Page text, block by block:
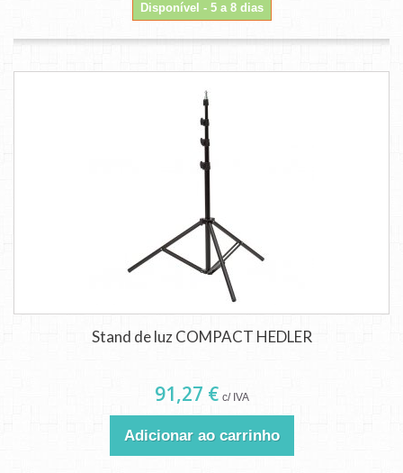
Disponível - 5 a 8 dias
Stand de luz COMPACT HEDLER
91,27 € c/ IVA
Adicionar ao carrinho